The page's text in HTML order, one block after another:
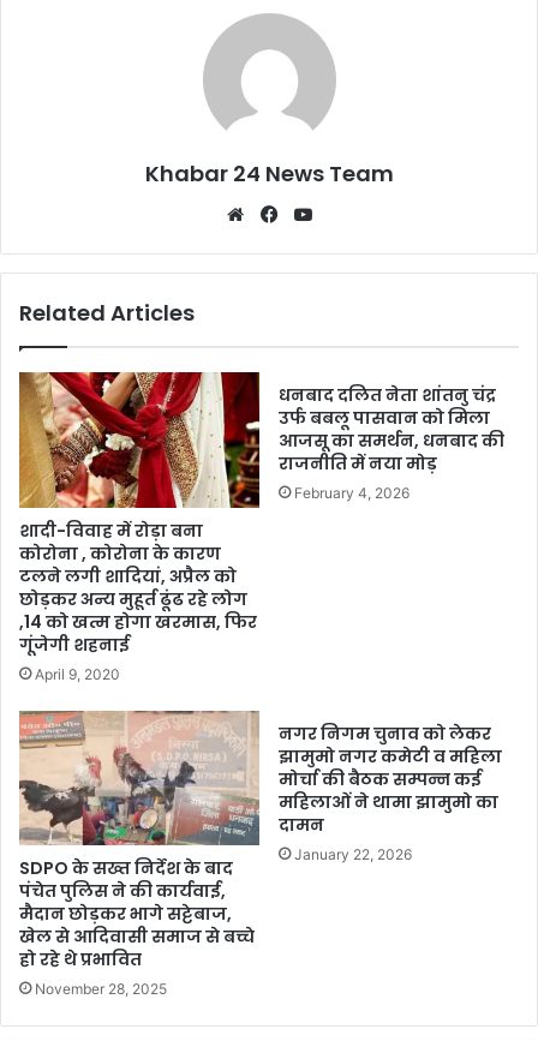
Khabar 24 News Team
WebsiteFacebook
Related Articles
शादी-विवाह में रोड़ा बना
कोरोना , कोरोना के कारण
टलने लगी शादियां, अप्रैल को
छोड़कर अन्य मुहूर्त ढूंढ रहे लोग
,14 को खत्म होगा खरमास, फिर
गूंजेगी शहनाई
April 9, 2020
धनबाद दलित नेता शांतनु चंद्र
उर्फ बबलू पासवान को मिला
आजसू का समर्थन, धनबाद की
राजनीति में नया मोड़
February 4, 2026
SDPO के सख्त निर्देश के बाद
पंचेत पुलिस ने की कार्यवाई,
मैदान छोड़कर भागे सट्टेबाज,
खेल से आदिवासी समाज से बच्चे
हो रहे थे प्रभावित
November 28, 2025
नगर निगम चुनाव को लेकर
झामुमो नगर कमेटी व महिला
मोर्चा की बैठक सम्पन्न कई
महिलाओं ने थामा झामुमो का
दामन
January 22, 2026